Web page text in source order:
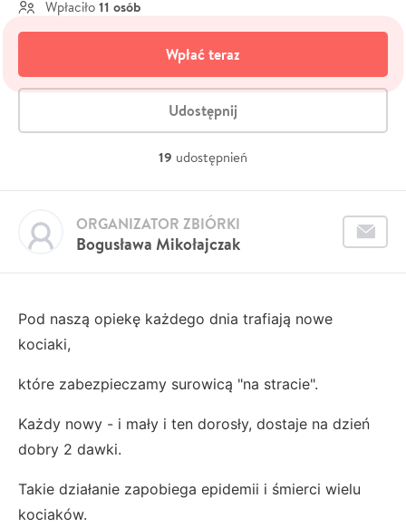
Wpłaciło 11 osób
Wpłać teraz
Udostępnij
19 udostępnień
Bogusława Mikołajczak
ORGANIZATOR ZBIÓRKI
Pod naszą opiekę każdego dnia trafiają nowe
kociaki,
które zabezpieczamy surowicą "na stracie".
Każdy nowy - i mały i ten dorosły, dostaje na dzień
dobry 2 dawki.
Takie działanie zapobiega epidemii i śmierci wielu
kociaków.